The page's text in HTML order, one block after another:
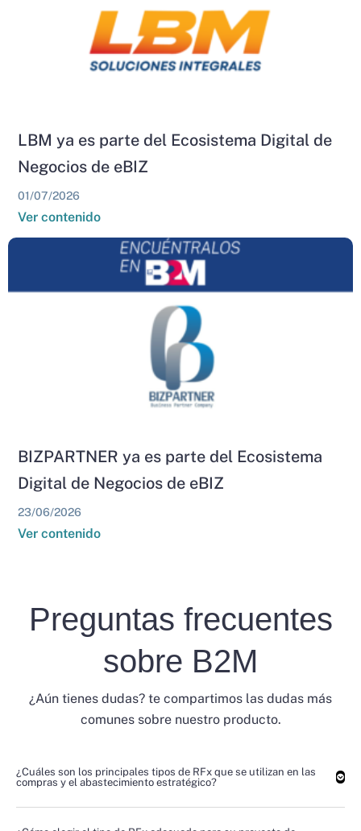
LBM ya es parte del Ecosistema Digital de
Negocios de eBIZ
01/07/2026
Ver contenido
BIZPARTNER ya es parte del Ecosistema
Digital de Negocios de eBIZ
23/06/2026
Ver contenido
Preguntas frecuentes
sobre B2M
¿Aún tienes dudas? te compartimos las dudas más
comunes sobre nuestro producto.
¿Cuáles son los principales tipos de RFx que se utilizan en las
compras y el abastecimiento estratégico?